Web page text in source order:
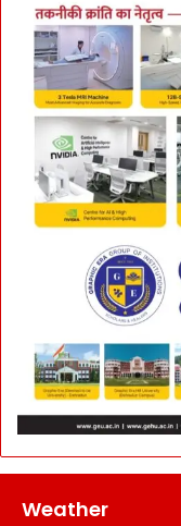
Weather